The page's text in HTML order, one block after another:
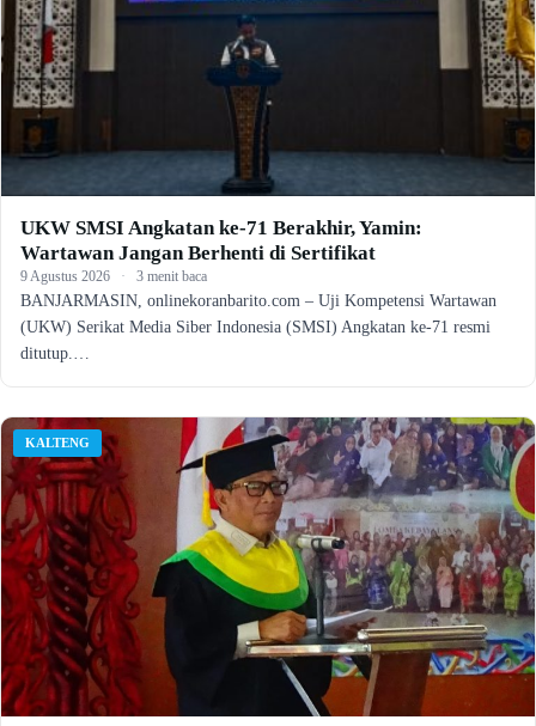
UKW SMSI Angkatan ke-71 Berakhir, Yamin:
Wartawan Jangan Berhenti di Sertifikat
9 Agustus 2026 · 3 menit baca
BANJARMASIN, onlinekoranbarito.com – Uji Kompetensi Wartawan
(UKW) Serikat Media Siber Indonesia (SMSI) Angkatan ke-71 resmi
ditutup.…
KALTENG